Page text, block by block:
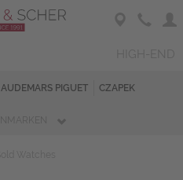
AUDEMARS PIGUET CZAPEK